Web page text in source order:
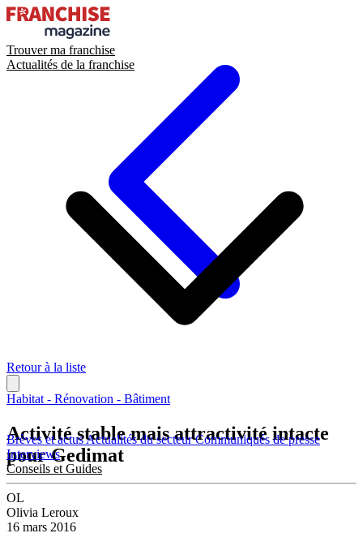
Trouver ma franchise
Actualités de la franchise
Brèves et actusActualités du secteurCommuniqués de presse
Interviews
Conseils et Guides
Retour à la liste
Habitat - Rénovation - Bâtiment
Activité stable mais attractivité intacte
pour Gedimat
OL
Olivia Leroux
16 mars 2016